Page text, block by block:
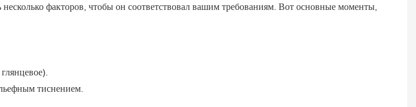
факторов, чтобы он соответствовал вашим требованиям. Вот основные моменты,
тиснением.